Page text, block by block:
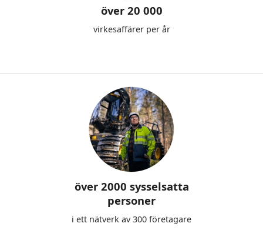
över 20 000
virkesaffärer per år
över 2000 sysselsatta
personer
i ett nätverk av 300 företagare